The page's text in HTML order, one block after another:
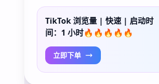
TikTok 浏览量 | 快速 | 启动时
间：1 小时🔥🔥🔥🔥🔥
立即下单